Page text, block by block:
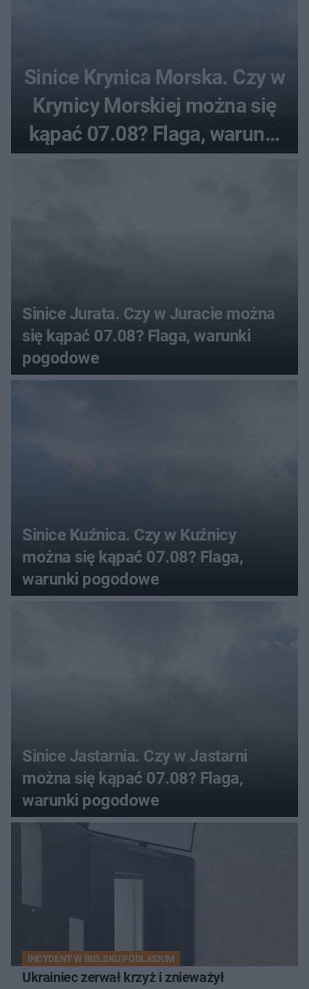
Sinice Krynica Morska. Czy w
Krynicy Morskiej można się
kąpać 07.08? Flaga, warunki
pogodowe
Sinice Jurata. Czy w Juracie można
się kąpać 07.08? Flaga, warunki
pogodowe
Sinice Kuźnica. Czy w Kuźnicy
można się kąpać 07.08? Flaga,
warunki pogodowe
Sinice Jastarnia. Czy w Jastarni
można się kąpać 07.08? Flaga,
warunki pogodowe
INCYDENT W BIELSKU PODLASKIM
Ukrainiec zerwał krzyż i znieważył